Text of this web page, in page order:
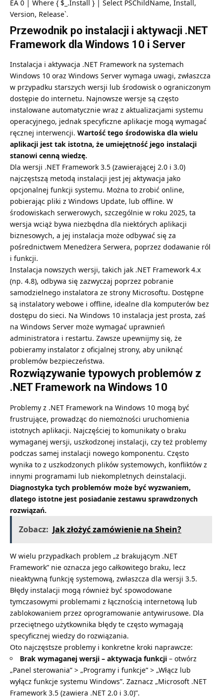
EA 0 | Where { $_.Install } | Select PSChildName, Install,
Version, Release`.
Przewodnik po instalacji i aktywacji .NET
Framework dla Windows 10 i Server
Instalacja i aktywacja .NET Framework na systemach
Windows 10 oraz Windows Server wymaga uwagi, zwłaszcza
w przypadku starszych wersji lub środowisk o ograniczonym
dostępie do internetu. Najnowsze wersje są często
instalowane automatycznie wraz z aktualizacjami systemu
operacyjnego, jednak specyficzne aplikacje mogą wymagać
ręcznej interwencji. Wartość tego środowiska dla wielu
aplikacji jest tak istotna, że umiejętność jego instalacji
stanowi cenną wiedzę.
Dla wersji .NET Framework 3.5 (zawierającej 2.0 i 3.0)
najczęstszą metodą instalacji jest jej aktywacja jako
opcjonalnej funkcji systemu. Można to zrobić online,
pobierając pliki z Windows Update, lub offline. W
środowiskach serwerowych, szczególnie w roku 2025, ta
wersja wciąż bywa niezbędna dla niektórych aplikacji
biznesowych, a jej instalacja może odbywać się za
pośrednictwem Menedżera Serwera, poprzez dodawanie ról
i funkcji.
Instalacja nowszych wersji, takich jak .NET Framework 4.x
(np. 4.8), odbywa się zazwyczaj poprzez pobranie
samodzielnego instalatora ze strony Microsoftu. Dostępne
są instalatory webowe i offline, idealne dla komputerów bez
dostępu do sieci. Na Windows 10 instalacja jest prosta, zaś
na Windows Server może wymagać uprawnień
administratora i restartu. Zawsze upewnijmy się, że
pobieramy instalator z oficjalnej strony, aby uniknąć
problemów bezpieczeństwa.
Rozwiązywanie typowych problemów z
.NET Framework na Windows 10
Problemy z .NET Framework na Windows 10 mogą być
frustrujące, prowadząc do niemożności uruchomienia
istotnych aplikacji. Najczęściej to komunikaty o braku
wymaganej wersji, uszkodzonej instalacji, czy też problemy
podczas samej instalacji nowego komponentu. Często
wynika to z uszkodzonych plików systemowych, konfliktów z
innymi programami lub niekompletnych deinstalacji.
Diagnostyka tych problemów może być wyzwaniem,
dlatego istotne jest posiadanie zestawu sprawdzonych
rozwiązań.
Zobacz: Jak złożyć zamówienie na Shein?
W wielu przypadkach problem „z brakującym .NET
Framework” nie oznacza jego całkowitego braku, lecz
nieaktywną funkcję systemową, zwłaszcza dla wersji 3.5.
Błędy instalacji mogą również być spowodowane
tymczasowymi problemami z łącznością internetową lub
zablokowaniem przez oprogramowanie antywirusowe. Dla
przeciętnego użytkownika błędy te często wymagają
specyficznej wiedzy do rozwiązania.
Oto najczęstsze problemy i konkretne kroki naprawcze:
Brak wymaganej wersji – aktywacja funkcji – otwórz
„Panel sterowania” > „Programy i funkcje” > „Włącz lub
wyłącz funkcje systemu Windows”. Zaznacz „Microsoft .NET
Framework 3.5 (zawiera .NET 2.0 i 3.0)”.